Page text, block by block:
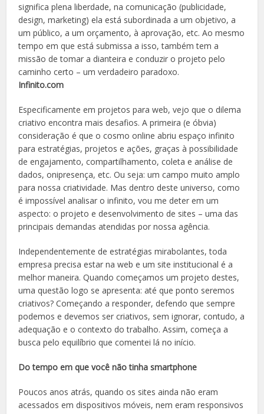
significa plena liberdade, na comunicação (publicidade,
design, marketing) ela está subordinada a um objetivo, a
um público, a um orçamento, à aprovação, etc. Ao mesmo
tempo em que está submissa a isso, também tem a
missão de tomar a dianteira e conduzir o projeto pelo
caminho certo – um verdadeiro paradoxo.
Infinito.com
Especificamente em projetos para web, vejo que o dilema
criativo encontra mais desafios. A primeira (e óbvia)
consideração é que o cosmo online abriu espaço infinito
para estratégias, projetos e ações, graças à possibilidade
de engajamento, compartilhamento, coleta e análise de
dados, onipresença, etc. Ou seja: um campo muito amplo
para nossa criatividade. Mas dentro deste universo, como
é impossível analisar o infinito, vou me deter em um
aspecto: o projeto e desenvolvimento de sites – uma das
principais demandas atendidas por nossa agência.
Independentemente de estratégias mirabolantes, toda
empresa precisa estar na web e um site institucional é a
melhor maneira. Quando começamos um projeto destes,
uma questão logo se apresenta: até que ponto seremos
criativos? Começando a responder, defendo que sempre
podemos e devemos ser criativos, sem ignorar, contudo, a
adequação e o contexto do trabalho. Assim, começa a
busca pelo equilíbrio que comentei lá no início.
Do tempo em que você não tinha smartphone
Poucos anos atrás, quando os sites ainda não eram
acessados em dispositivos móveis, nem eram responsivos